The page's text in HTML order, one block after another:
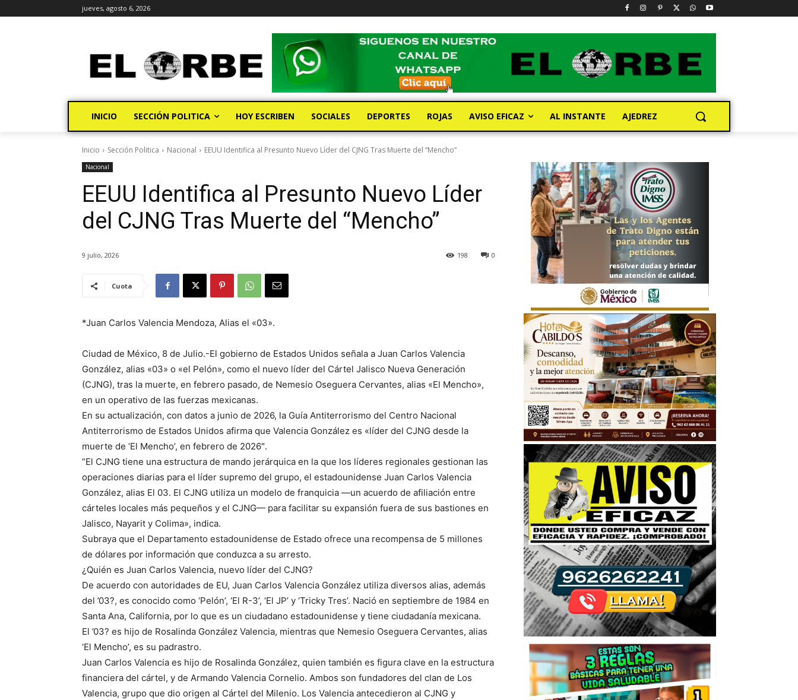
jueves, agosto 6, 2026
INICIO SECCIÓN POLITICA HOY ESCRIBEN SOCIALES DEPORTES ROJAS AVISO EFICAZ AL INSTANTE AJEDREZ
Inicio Sección Politica Nacional EEUU Identifica al Presunto Nuevo Líder del CJNG Tras Muerte del “Mencho”
Nacional
EEUU Identifica al Presunto Nuevo Líder
del CJNG Tras Muerte del “Mencho”
9 julio, 2026 0
198
Cuota
*Juan Carlos Valencia Mendoza, Alias el «03».
Ciudad de México, 8 de Julio.-El gobierno de Estados Unidos señala a Juan Carlos Valencia
González, alias «03» o «el Pelón», como el nuevo líder del Cártel Jalisco Nueva Generación
(CJNG), tras la muerte, en febrero pasado, de Nemesio Oseguera Cervantes, alias «El Mencho»,
en un operativo de las fuerzas mexicanas.
En su actualización, con datos a junio de 2026, la Guía Antiterrorismo del Centro Nacional
Antiterrorismo de Estados Unidos afirma que Valencia González es «líder del CJNG desde la
muerte de ‘El Mencho’, en febrero de 2026″.
“El CJNG tiene una estructura de mando jerárquica en la que los líderes regionales gestionan las
operaciones diarias para el líder supremo del grupo, el estadounidense Juan Carlos Valencia
González, alias El 03. El CJNG utiliza un modelo de franquicia —un acuerdo de afiliación entre
cárteles locales más pequeños y el CJNG— para facilitar su expansión fuera de sus bastiones en
Jalisco, Nayarit y Colima», indica.
Subraya que el Departamento estadounidense de Estado ofrece una recompensa de 5 millones
de dólares por información que conduzca a su arresto.
¿Quién es Juan Carlos Valencia, nuevo líder del CJNG?
De acuerdo con autoridades de EU, Juan Carlos Valencia González utiliza diversos alias, además
del ’03?, es conocido como ‘Pelón’, ‘El R-3’, ‘El JP’ y ‘Tricky Tres’. Nació en septiembre de 1984 en
Santa Ana, California, por lo que es un ciudadano estadounidense y tiene ciudadanía mexicana.
El ’03? es hijo de Rosalinda González Valencia, mientras que Nemesio Oseguera Cervantes, alias
‘El Mencho’, es su padrastro.
Juan Carlos Valencia es hijo de Rosalinda González, quien también es figura clave en la estructura
financiera del cártel, y de Armando Valencia Cornelio. Ambos son fundadores del clan de Los
Valencia, grupo que dio origen al Cártel del Milenio. Los Valencia antecedieron al CJNG y